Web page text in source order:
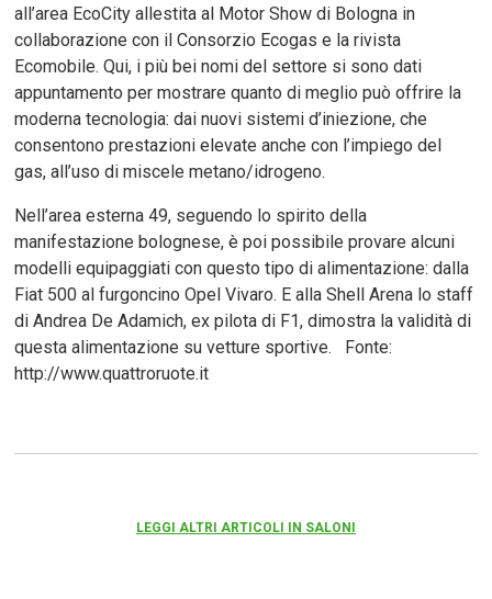
all’area EcoCity allestita al Motor Show di Bologna in
collaborazione con il Consorzio Ecogas e la rivista
Ecomobile. Qui, i più bei nomi del settore si sono dati
appuntamento per mostrare quanto di meglio può offrire la
moderna tecnologia: dai nuovi sistemi d’iniezione, che
consentono prestazioni elevate anche con l’impiego del
gas, all’uso di miscele metano/idrogeno.
Nell’area esterna 49, seguendo lo spirito della
manifestazione bolognese, è poi possibile provare alcuni
modelli equipaggiati con questo tipo di alimentazione: dalla
Fiat 500 al furgoncino Opel Vivaro. E alla Shell Arena lo staff
di Andrea De Adamich, ex pilota di F1, dimostra la validità di
questa alimentazione su vetture sportive. Fonte:
http://www.quattroruote.it
LEGGI ALTRI ARTICOLI IN SALONI